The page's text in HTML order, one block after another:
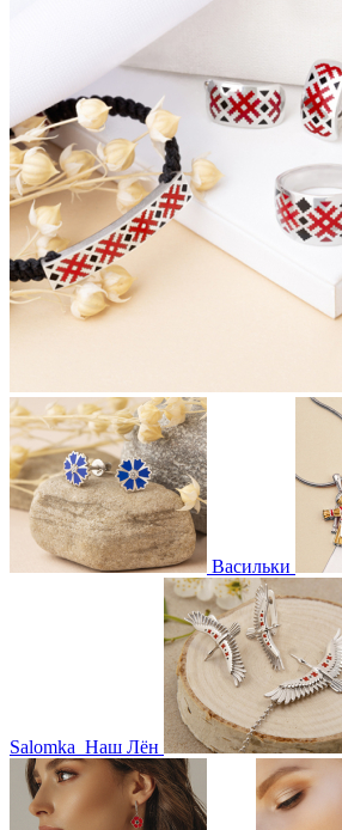
Васильки
Salomka Наш Лён